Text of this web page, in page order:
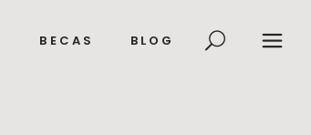
BECAS BLOG